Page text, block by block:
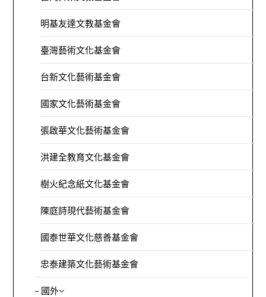
明基友達文教基金會
臺灣藝術文化基金會
台新文化藝術基金會
國家文化藝術基金會
張啟華文化藝術基金會
洪建全教育文化基金會
樹火紀念紙文化基金會
陳庭詩現代藝術基金會
國泰世華文化慈善基金會
忠泰建築文化藝術基金會
– 國外